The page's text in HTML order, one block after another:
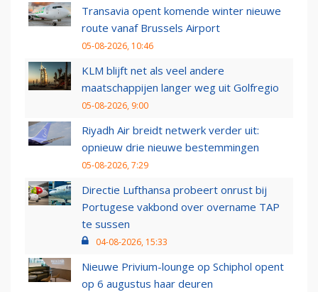
Transavia opent komende winter nieuwe
route vanaf Brussels Airport
05-08-2026, 10:46
KLM blijft net als veel andere
maatschappijen langer weg uit Golfregio
05-08-2026, 9:00
Riyadh Air breidt netwerk verder uit:
opnieuw drie nieuwe bestemmingen
05-08-2026, 7:29
Directie Lufthansa probeert onrust bij
Portugese vakbond over overname TAP
te sussen
04-08-2026, 15:33
Nieuwe Privium-lounge op Schiphol opent
op 6 augustus haar deuren